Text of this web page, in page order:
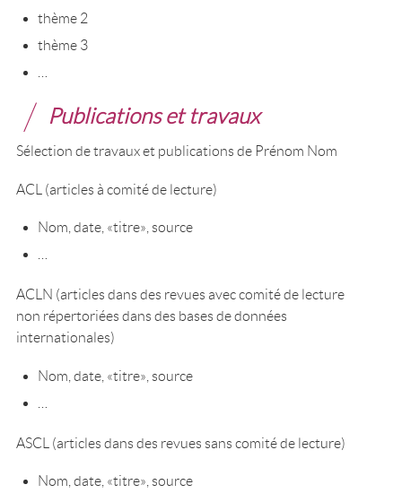
thème 2
thème 3
Publications et travaux
Sélection de travaux et publications de Prénom Nom
ACL (articles à comité de lecture)
Nom, date, «titre», source
ACLN (articles dans des revues avec comité de lecture
non répertoriées dans des bases de données
internationales)
Nom, date, «titre», source
ASCL (articles dans des revues sans comité de lecture)
Nom, date, «titre», source